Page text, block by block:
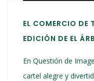
EL COMERCIO DE
EDICIÓN DE EL
En Questión de
cartel alegre y